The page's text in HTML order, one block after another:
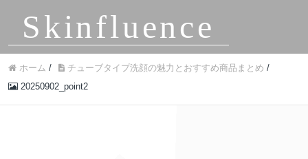
Skinfluence
ホーム / チューブタイプ洗顔の魅力とおすすめ商品まとめ /
20250902_point2